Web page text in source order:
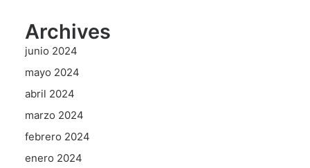
Archives
junio 2024
mayo 2024
abril 2024
marzo 2024
febrero 2024
enero 2024